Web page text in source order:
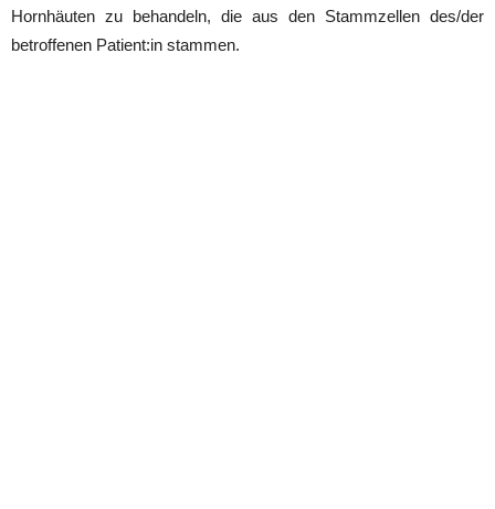
Hornhäuten zu behandeln, die aus den Stammzellen des/der
betroffenen Patient:in stammen.